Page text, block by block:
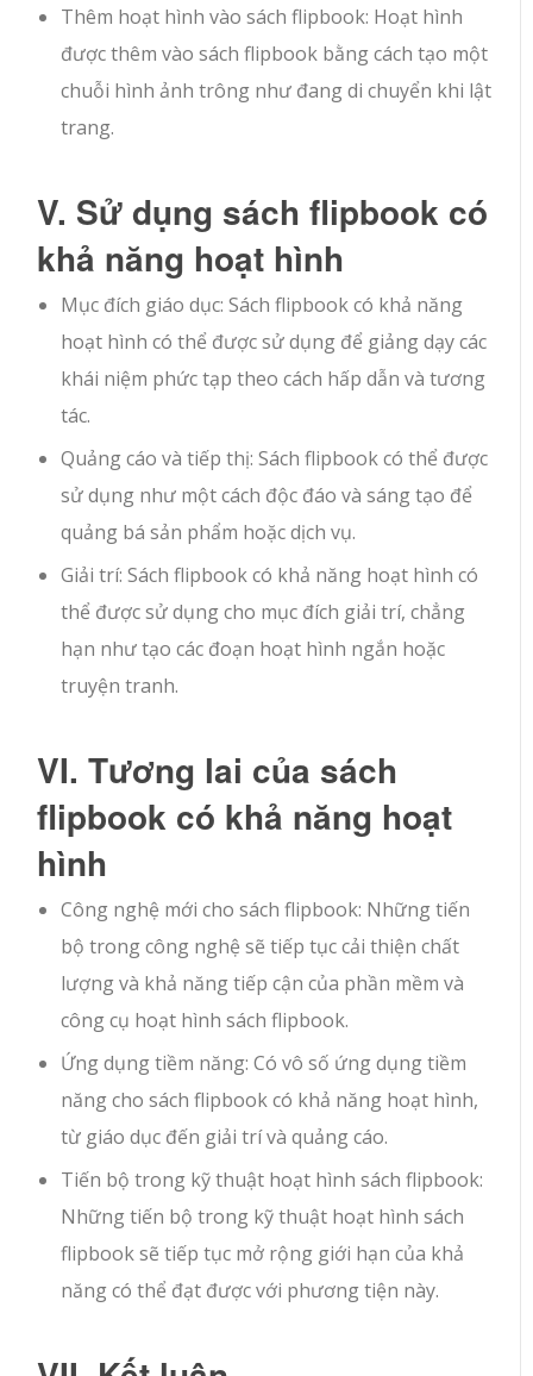
Thêm hoạt hình vào sách flipbook: Hoạt hình
được thêm vào sách flipbook bằng cách tạo một
chuỗi hình ảnh trông như đang di chuyển khi lật
trang.
V. Sử dụng sách flipbook có
khả năng hoạt hình
Mục đích giáo dục: Sách flipbook có khả năng
hoạt hình có thể được sử dụng để giảng dạy các
khái niệm phức tạp theo cách hấp dẫn và tương
tác.
Quảng cáo và tiếp thị: Sách flipbook có thể được
sử dụng như một cách độc đáo và sáng tạo để
quảng bá sản phẩm hoặc dịch vụ.
Giải trí: Sách flipbook có khả năng hoạt hình có
thể được sử dụng cho mục đích giải trí, chẳng
hạn như tạo các đoạn hoạt hình ngắn hoặc
truyện tranh.
VI. Tương lai của sách
flipbook có khả năng hoạt
hình
Công nghệ mới cho sách flipbook: Những tiến
bộ trong công nghệ sẽ tiếp tục cải thiện chất
lượng và khả năng tiếp cận của phần mềm và
công cụ hoạt hình sách flipbook.
Ứng dụng tiềm năng: Có vô số ứng dụng tiềm
năng cho sách flipbook có khả năng hoạt hình,
từ giáo dục đến giải trí và quảng cáo.
Tiến bộ trong kỹ thuật hoạt hình sách flipbook:
Những tiến bộ trong kỹ thuật hoạt hình sách
flipbook sẽ tiếp tục mở rộng giới hạn của khả
năng có thể đạt được với phương tiện này.